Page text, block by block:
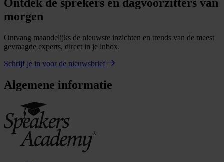
Ontdek de sprekers en dagvoorzitters van
morgen
Ontvang maandelijks de nieuwste inzichten en trends van de meest
gevraagde experts, direct in je inbox.
Schrijf je in voor de nieuwsbrief
Algemene informatie